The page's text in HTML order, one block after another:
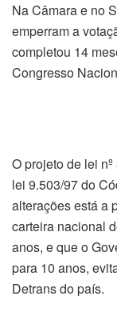
Na Câmara e no
emperram a
completou 14
Congresso
O projeto de lei
lei 9.503/97 do
alterações está a
carteira nacional
anos, e que o
para 10 anos,
Detrans do país.